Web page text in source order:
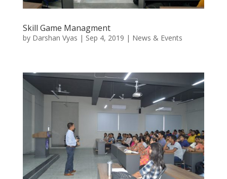
Skill Game Managment
by Darshan Vyas | Sep 4, 2019 | News & Events